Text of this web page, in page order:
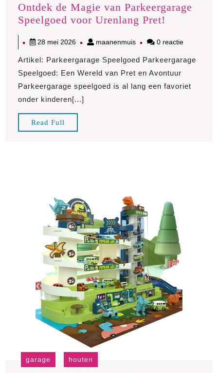
Ontdek de Magie van Parkeergarage
Speelgoed voor Urenlang Pret!
Magie
van
Speelgoed
28 mei 202628
2026
maanenmuismaanenmuis
0 reactie
Artikel: Parkeergarage Speelgoed Parkeergarage
Speelgoed: Een Wereld van Pret en Avontuur
Parkeergarage speelgoed is al lang een favoriet
onder kinderen[...]
Read Full
Full
garage houten